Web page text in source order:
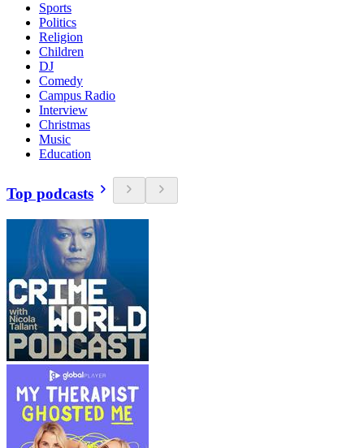
Sports
Politics
Religion
Children
DJ
Comedy
Campus Radio
Interview
Christmas
Music
Education
Top podcasts